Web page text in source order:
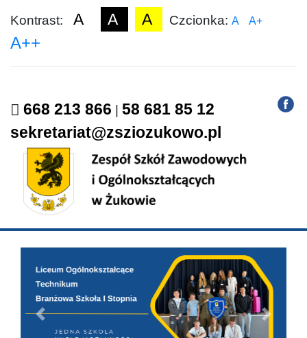
Kontrast: A A A Czcionka: A A+
A++
668 213 866
58 681 85 12
sekretariat@zsziozukowo.pl
Previous Next